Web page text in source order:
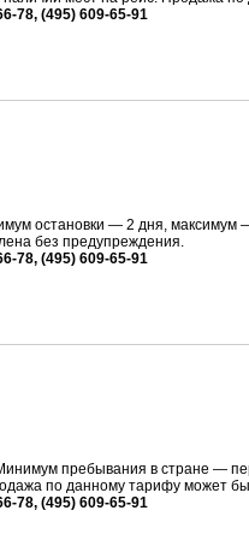
78, (495) 609-65-91
остановки — 2 дня, максимум
без предупреждения.
78, (495) 609-65-91
пребывания в стране —
по данному тарифу может
78, (495) 609-65-91